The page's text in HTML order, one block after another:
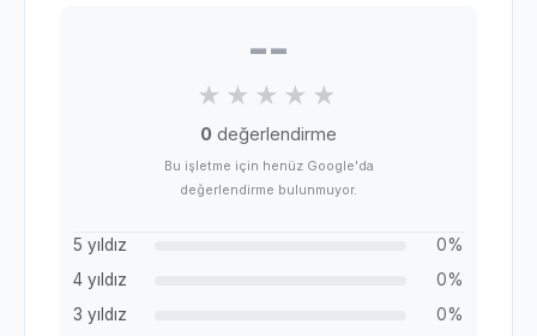
--
0 değerlendirme
Bu işletme için henüz Google'da
değerlendirme bulunmuyor.
5 yıldız
0%
4 yıldız
0%
3 yıldız
0%